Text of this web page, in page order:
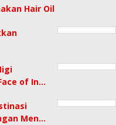
Hair Oil
of In…
Men…